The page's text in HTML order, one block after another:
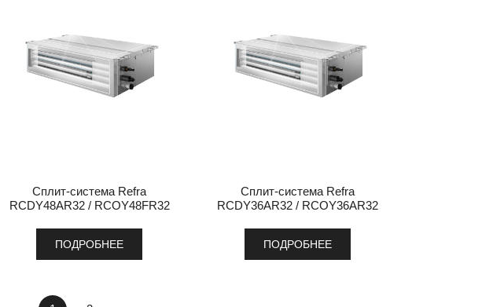
Сплит-система Refra
RCDY48AR32 / RCOY48FR32
ПОДРОБНЕЕ
Сплит-система Refra
RCDY36AR32 / RCOY36AR32
ПОДРОБНЕЕ